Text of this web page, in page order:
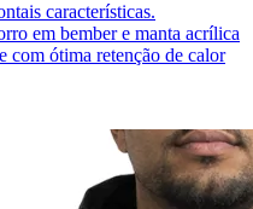
características.
em bember e manta acrílica
com ótima retenção de calor